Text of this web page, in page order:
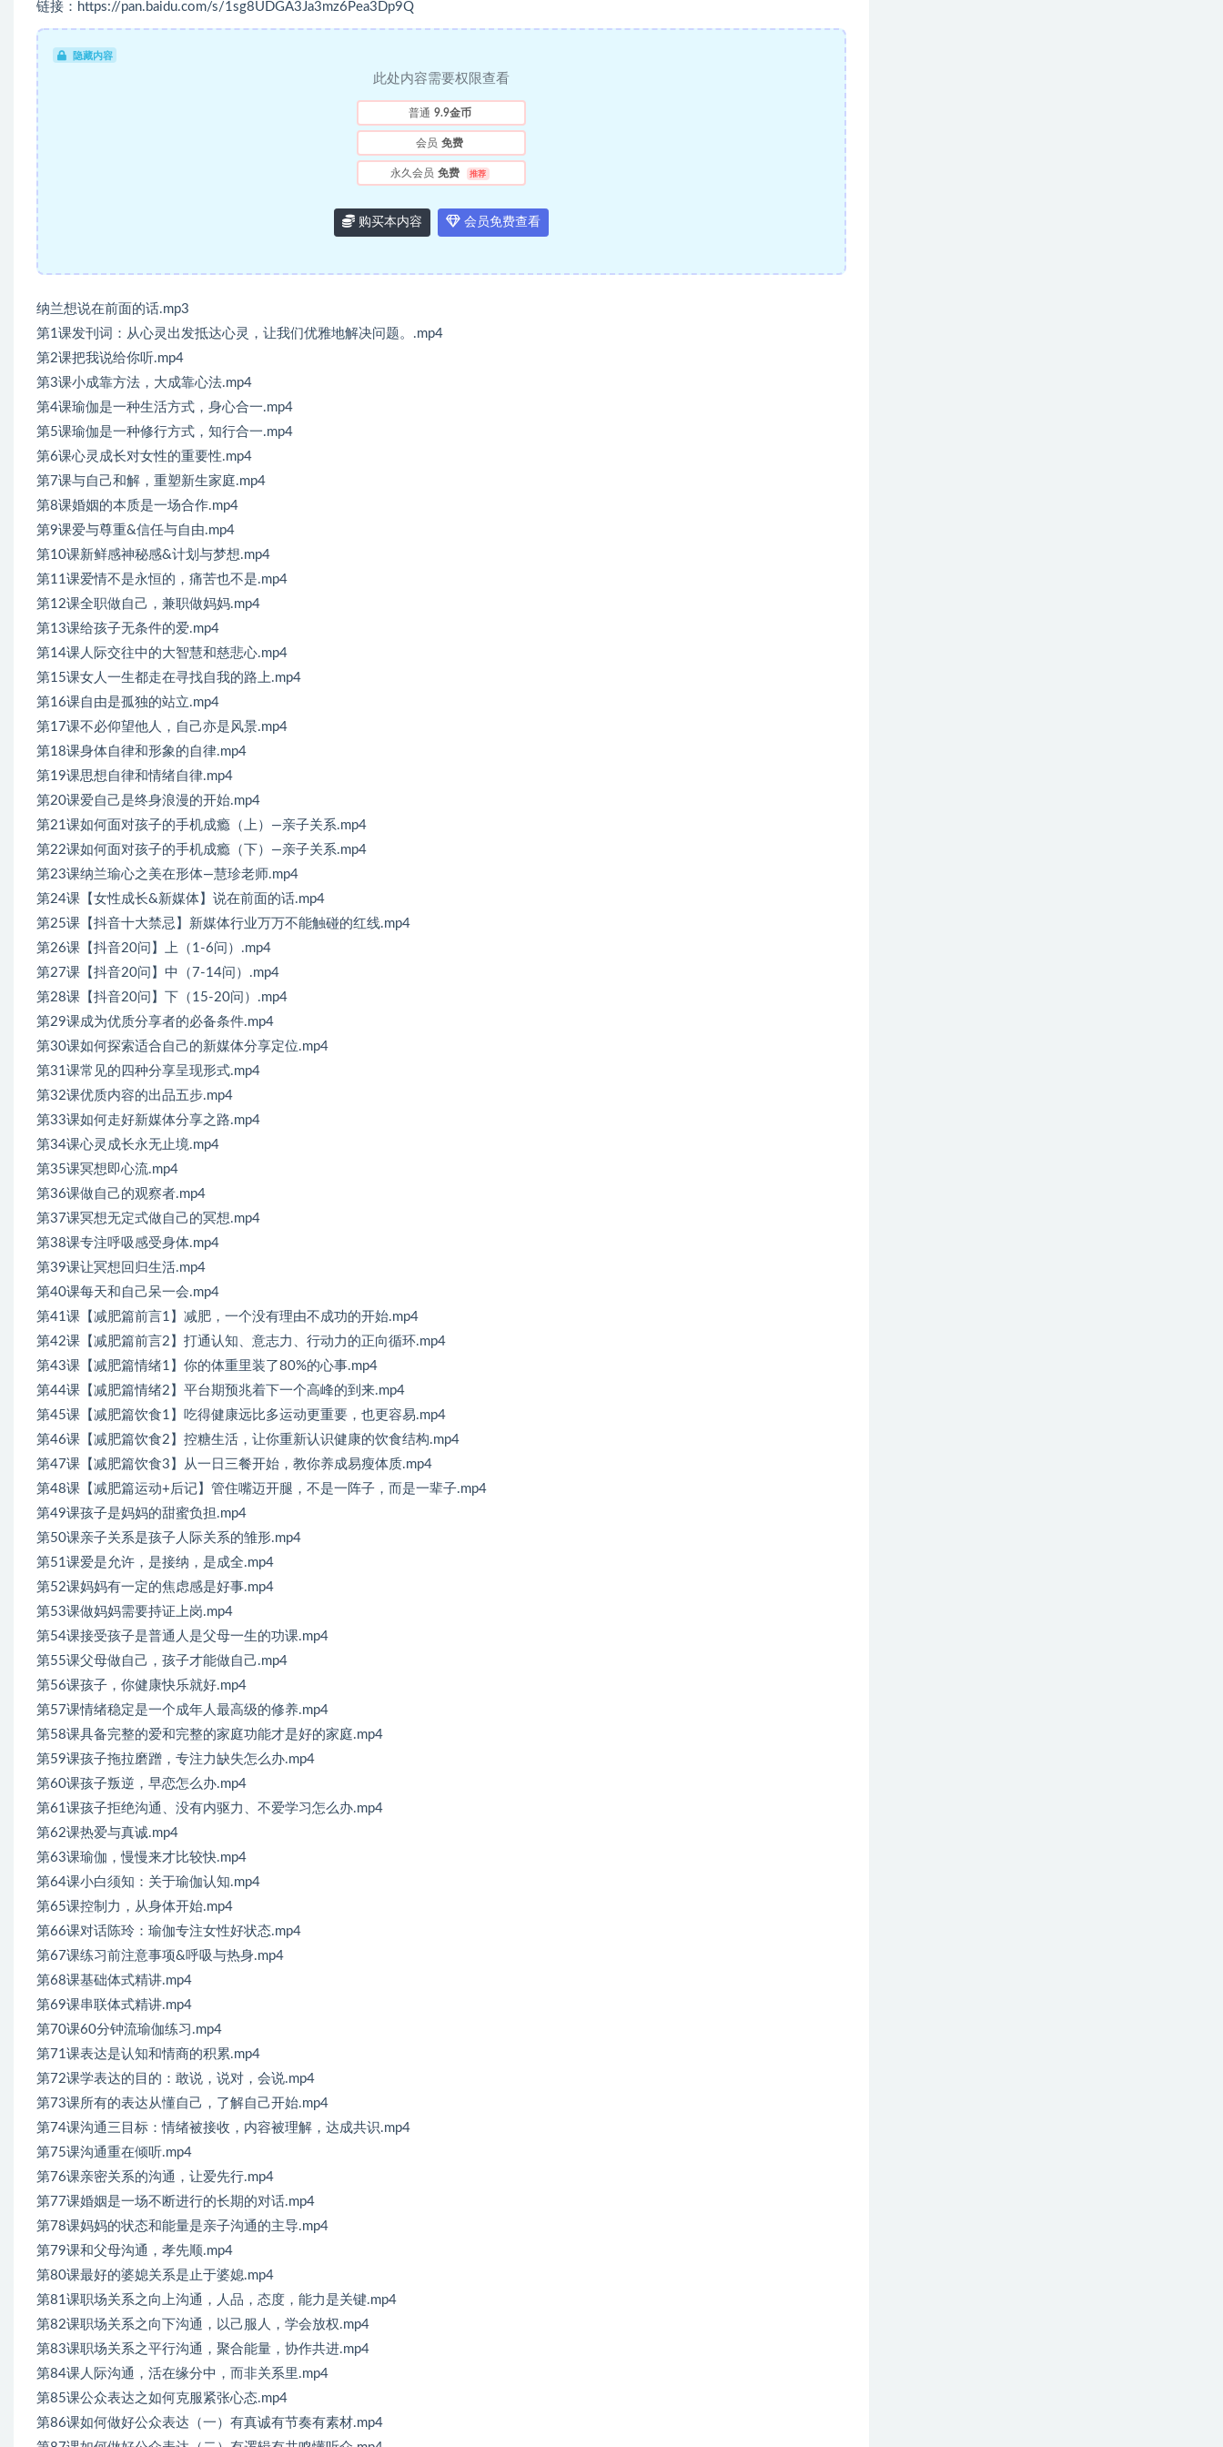
链接：https://pan.baidu.com/s/1sg8UDGA3Ja3mz6Pea3Dp9Q
隐藏内容
此处内容需要权限查看
普通 9.9金币
会员 免费
永久会员 免费 推荐
购买本内容 会员免费查看
纳兰想说在前面的话.mp3
第1课发刊词：从心灵出发抵达心灵，让我们优雅地解决问题。.mp4
第2课把我说给你听.mp4
第3课小成靠方法，大成靠心法.mp4
第4课瑜伽是一种生活方式，身心合一.mp4
第5课瑜伽是一种修行方式，知行合一.mp4
第6课心灵成长对女性的重要性.mp4
第7课与自己和解，重塑新生家庭.mp4
第8课婚姻的本质是一场合作.mp4
第9课爱与尊重&信任与自由.mp4
第10课新鲜感神秘感&计划与梦想.mp4
第11课爱情不是永恒的，痛苦也不是.mp4
第12课全职做自己，兼职做妈妈.mp4
第13课给孩子无条件的爱.mp4
第14课人际交往中的大智慧和慈悲心.mp4
第15课女人一生都走在寻找自我的路上.mp4
第16课自由是孤独的站立.mp4
第17课不必仰望他人，自己亦是风景.mp4
第18课身体自律和形象的自律.mp4
第19课思想自律和情绪自律.mp4
第20课爱自己是终身浪漫的开始.mp4
第21课如何面对孩子的手机成瘾（上）—亲子关系.mp4
第22课如何面对孩子的手机成瘾（下）—亲子关系.mp4
第23课纳兰瑜心之美在形体—慧珍老师.mp4
第24课【女性成长&新媒体】说在前面的话.mp4
第25课【抖音十大禁忌】新媒体行业万万不能触碰的红线.mp4
第26课【抖音20问】上（1-6问）.mp4
第27课【抖音20问】中（7-14问）.mp4
第28课【抖音20问】下（15-20问）.mp4
第29课成为优质分享者的必备条件.mp4
第30课如何探索适合自己的新媒体分享定位.mp4
第31课常见的四种分享呈现形式.mp4
第32课优质内容的出品五步.mp4
第33课如何走好新媒体分享之路.mp4
第34课心灵成长永无止境.mp4
第35课冥想即心流.mp4
第36课做自己的观察者.mp4
第37课冥想无定式做自己的冥想.mp4
第38课专注呼吸感受身体.mp4
第39课让冥想回归生活.mp4
第40课每天和自己呆一会.mp4
第41课【减肥篇前言1】减肥，一个没有理由不成功的开始.mp4
第42课【减肥篇前言2】打通认知、意志力、行动力的正向循环.mp4
第43课【减肥篇情绪1】你的体重里装了80%的心事.mp4
第44课【减肥篇情绪2】平台期预兆着下一个高峰的到来.mp4
第45课【减肥篇饮食1】吃得健康远比多运动更重要，也更容易.mp4
第46课【减肥篇饮食2】控糖生活，让你重新认识健康的饮食结构.mp4
第47课【减肥篇饮食3】从一日三餐开始，教你养成易瘦体质.mp4
第48课【减肥篇运动+后记】管住嘴迈开腿，不是一阵子，而是一辈子.mp4
第49课孩子是妈妈的甜蜜负担.mp4
第50课亲子关系是孩子人际关系的雏形.mp4
第51课爱是允许，是接纳，是成全.mp4
第52课妈妈有一定的焦虑感是好事.mp4
第53课做妈妈需要持证上岗.mp4
第54课接受孩子是普通人是父母一生的功课.mp4
第55课父母做自己，孩子才能做自己.mp4
第56课孩子，你健康快乐就好.mp4
第57课情绪稳定是一个成年人最高级的修养.mp4
第58课具备完整的爱和完整的家庭功能才是好的家庭.mp4
第59课孩子拖拉磨蹭，专注力缺失怎么办.mp4
第60课孩子叛逆，早恋怎么办.mp4
第61课孩子拒绝沟通、没有内驱力、不爱学习怎么办.mp4
第62课热爱与真诚.mp4
第63课瑜伽，慢慢来才比较快.mp4
第64课小白须知：关于瑜伽认知.mp4
第65课控制力，从身体开始.mp4
第66课对话陈玲：瑜伽专注女性好状态.mp4
第67课练习前注意事项&呼吸与热身.mp4
第68课基础体式精讲.mp4
第69课串联体式精讲.mp4
第70课60分钟流瑜伽练习.mp4
第71课表达是认知和情商的积累.mp4
第72课学表达的目的：敢说，说对，会说.mp4
第73课所有的表达从懂自己，了解自己开始.mp4
第74课沟通三目标：情绪被接收，内容被理解，达成共识.mp4
第75课沟通重在倾听.mp4
第76课亲密关系的沟通，让爱先行.mp4
第77课婚姻是一场不断进行的长期的对话.mp4
第78课妈妈的状态和能量是亲子沟通的主导.mp4
第79课和父母沟通，孝先顺.mp4
第80课最好的婆媳关系是止于婆媳.mp4
第81课职场关系之向上沟通，人品，态度，能力是关键.mp4
第82课职场关系之向下沟通，以己服人，学会放权.mp4
第83课职场关系之平行沟通，聚合能量，协作共进.mp4
第84课人际沟通，活在缘分中，而非关系里.mp4
第85课公众表达之如何克服紧张心态.mp4
第86课如何做好公众表达（一）有真诚有节奏有素材.mp4